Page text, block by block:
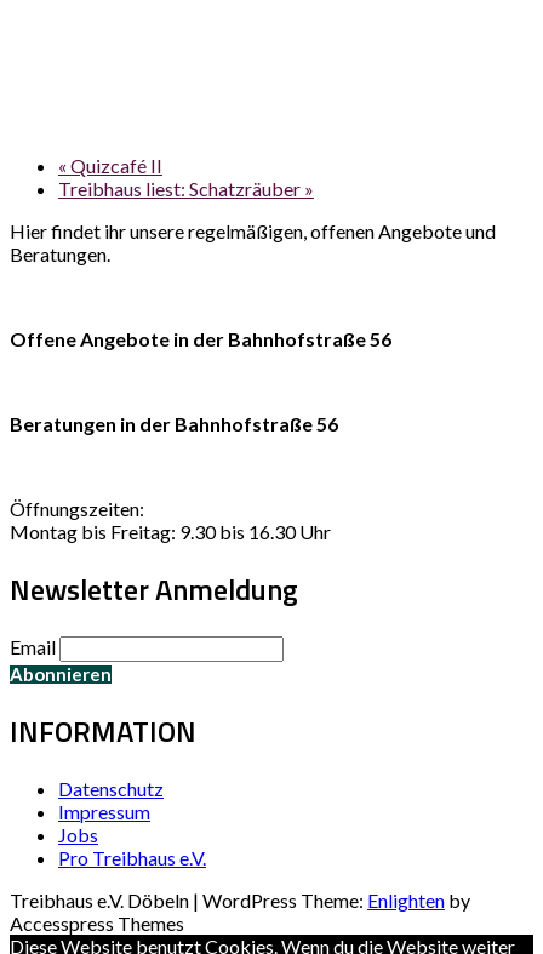
« Quizcafé II
Treibhaus liest: Schatzräuber »
Hier findet ihr unsere regelmäßigen, offenen Angebote und
Beratungen.
Offene Angebote in der Bahnhofstraße 56
Beratungen in der Bahnhofstraße 56
Öffnungszeiten:
Montag bis Freitag: 9.30 bis 16.30 Uhr
Newsletter Anmeldung
Email
INFORMATION
Datenschutz
Impressum
Jobs
Pro Treibhaus e.V.
Treibhaus e.V. Döbeln | WordPress Theme: Enlighten by
Accesspress Themes
Diese Website benutzt Cookies. Wenn du die Website weiter